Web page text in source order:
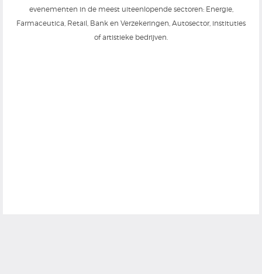
evenementen in de meest uiteenlopende sectoren: Energie,
Farmaceutica, Retail, Bank en Verzekeringen, Autosector, instituties
of artistieke bedrijven.